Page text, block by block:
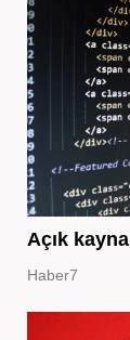
Açık
Haber7